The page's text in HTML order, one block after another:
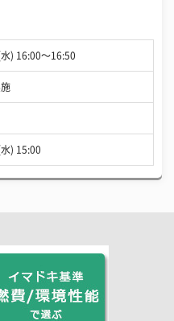
) 16:00〜16:50
) 15:00